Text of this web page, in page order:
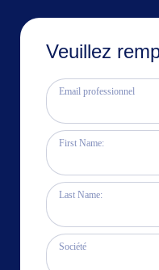
Veuillez
Email professionnel
First Name:
Last Name:
Société